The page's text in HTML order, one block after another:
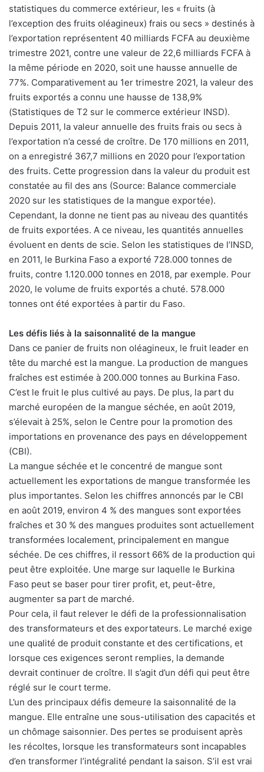
statistiques du commerce extérieur, les « fruits (à
l’exception des fruits oléagineux) frais ou secs » destinés à
l’exportation représentent 40 milliards FCFA au deuxième
trimestre 2021, contre une valeur de 22,6 milliards FCFA à
la même période en 2020, soit une hausse annuelle de
77%. Comparativement au 1er trimestre 2021, la valeur des
fruits exportés a connu une hausse de 138,9%
(Statistiques de T2 sur le commerce extérieur INSD).
Depuis 2011, la valeur annuelle des fruits frais ou secs à
l’exportation n’a cessé de croître. De 170 millions en 2011,
on a enregistré 367,7 millions en 2020 pour l’exportation
des fruits. Cette progression dans la valeur du produit est
constatée au fil des ans (Source: Balance commerciale
2020 sur les statistiques de la mangue exportée).
Cependant, la donne ne tient pas au niveau des quantités
de fruits exportées. A ce niveau, les quantités annuelles
évoluent en dents de scie. Selon les statistiques de l’INSD,
en 2011, le Burkina Faso a exporté 728.000 tonnes de
fruits, contre 1.120.000 tonnes en 2018, par exemple. Pour
2020, le volume de fruits exportés a chuté. 578.000
tonnes ont été exportées à partir du Faso.
Les défis liés à la saisonnalité de la mangue
Dans ce panier de fruits non oléagineux, le fruit leader en
tête du marché est la mangue. La production de mangues
fraîches est estimée à 200.000 tonnes au Burkina Faso.
C’est le fruit le plus cultivé au pays. De plus, la part du
marché européen de la mangue séchée, en août 2019,
s’élevait à 25%, selon le Centre pour la promotion des
importations en provenance des pays en développement
(CBI).
La mangue séchée et le concentré de mangue sont
actuellement les exportations de mangue transformée les
plus importantes. Selon les chiffres annoncés par le CBI
en août 2019, environ 4 % des mangues sont exportées
fraîches et 30 % des mangues produites sont actuellement
transformées localement, principalement en mangue
séchée. De ces chiffres, il ressort 66% de la production qui
peut être exploitée. Une marge sur laquelle le Burkina
Faso peut se baser pour tirer profit, et, peut-être,
augmenter sa part de marché.
Pour cela, il faut relever le défi de la professionnalisation
des transformateurs et des exportateurs. Le marché exige
une qualité de produit constante et des certifications, et
lorsque ces exigences seront remplies, la demande
devrait continuer de croître. Il s’agit d’un défi qui peut être
réglé sur le court terme.
L’un des principaux défis demeure la saisonnalité de la
mangue. Elle entraîne une sous-utilisation des capacités et
un chômage saisonnier. Des pertes se produisent après
les récoltes, lorsque les transformateurs sont incapables
d’en transformer l’intégralité pendant la saison. S’il est vrai